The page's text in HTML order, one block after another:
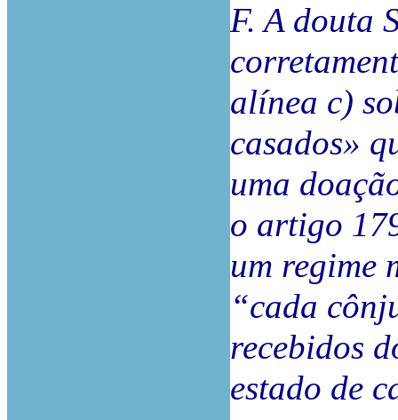
F. A douta
alínea c)
casados»
uma
o artigo
um regime
“cada
recebidos
estado de